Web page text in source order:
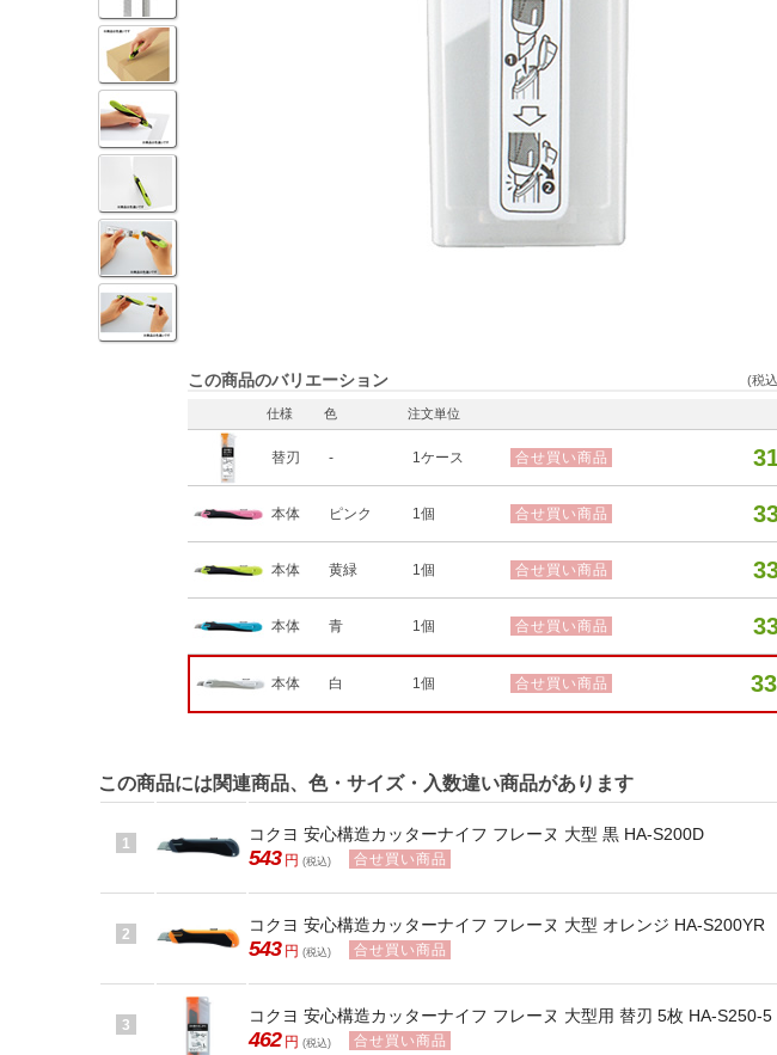
この商品のバリエーション (税
仕様 色 注文単位
替刃 - 1ケース 合せ買い商品
本体 ピンク 1個 合せ買い商品
本体 黄緑 1個 合せ買い商品
本体 青 1個 合せ買い商品
本体 白 1個 合せ買い商品
この商品には関連商品、色・サイズ・入数違い商品があります
1 コクヨ 安心構造カッターナイフ フレーヌ 大型 黒 HA-S200D
543 円 (税込) 合せ買い商品
2 コクヨ 安心構造カッターナイフ フレーヌ 大型 オレンジ HA-S200YR
543 円 (税込) 合せ買い商品
3 コクヨ 安心構造カッターナイフ フレーヌ 大型用 替刃 5枚 HA-S250-5
462 円 (税込) 合せ買い商品